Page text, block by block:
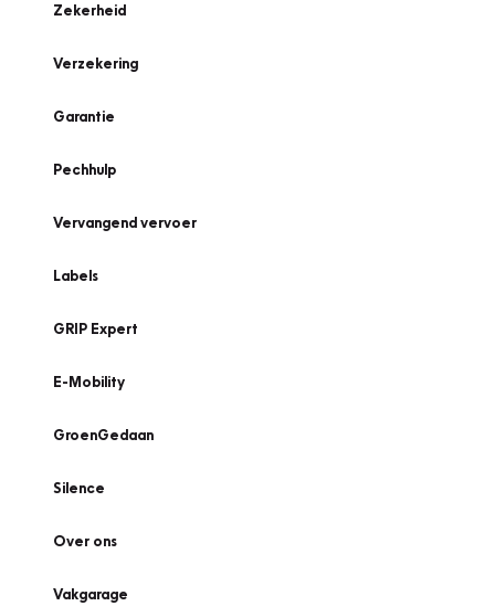
Zekerheid
Verzekering
Garantie
Pechhulp
Vervangend vervoer
Labels
GRIP Expert
E-Mobility
GroenGedaan
Silence
Over ons
Vakgarage